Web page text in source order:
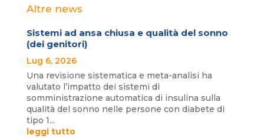
Altre news
Sistemi ad ansa chiusa e qualità del sonno
(dei genitori)
Lug 6, 2026
Una revisione sistematica e meta-analisi ha
valutato l’impatto dei sistemi di
somministrazione automatica di insulina sulla
qualità del sonno nelle persone con diabete di
tipo 1...
leggi tutto